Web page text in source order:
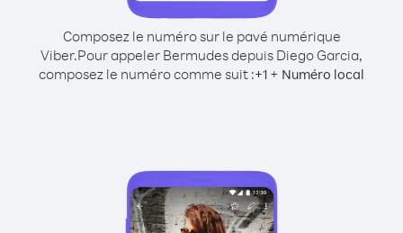
Composez le numéro sur le pavé numérique
Viber.Pour appeler Bermudes depuis Diego Garcia,
composez le numéro comme suit :+1 + Numéro local